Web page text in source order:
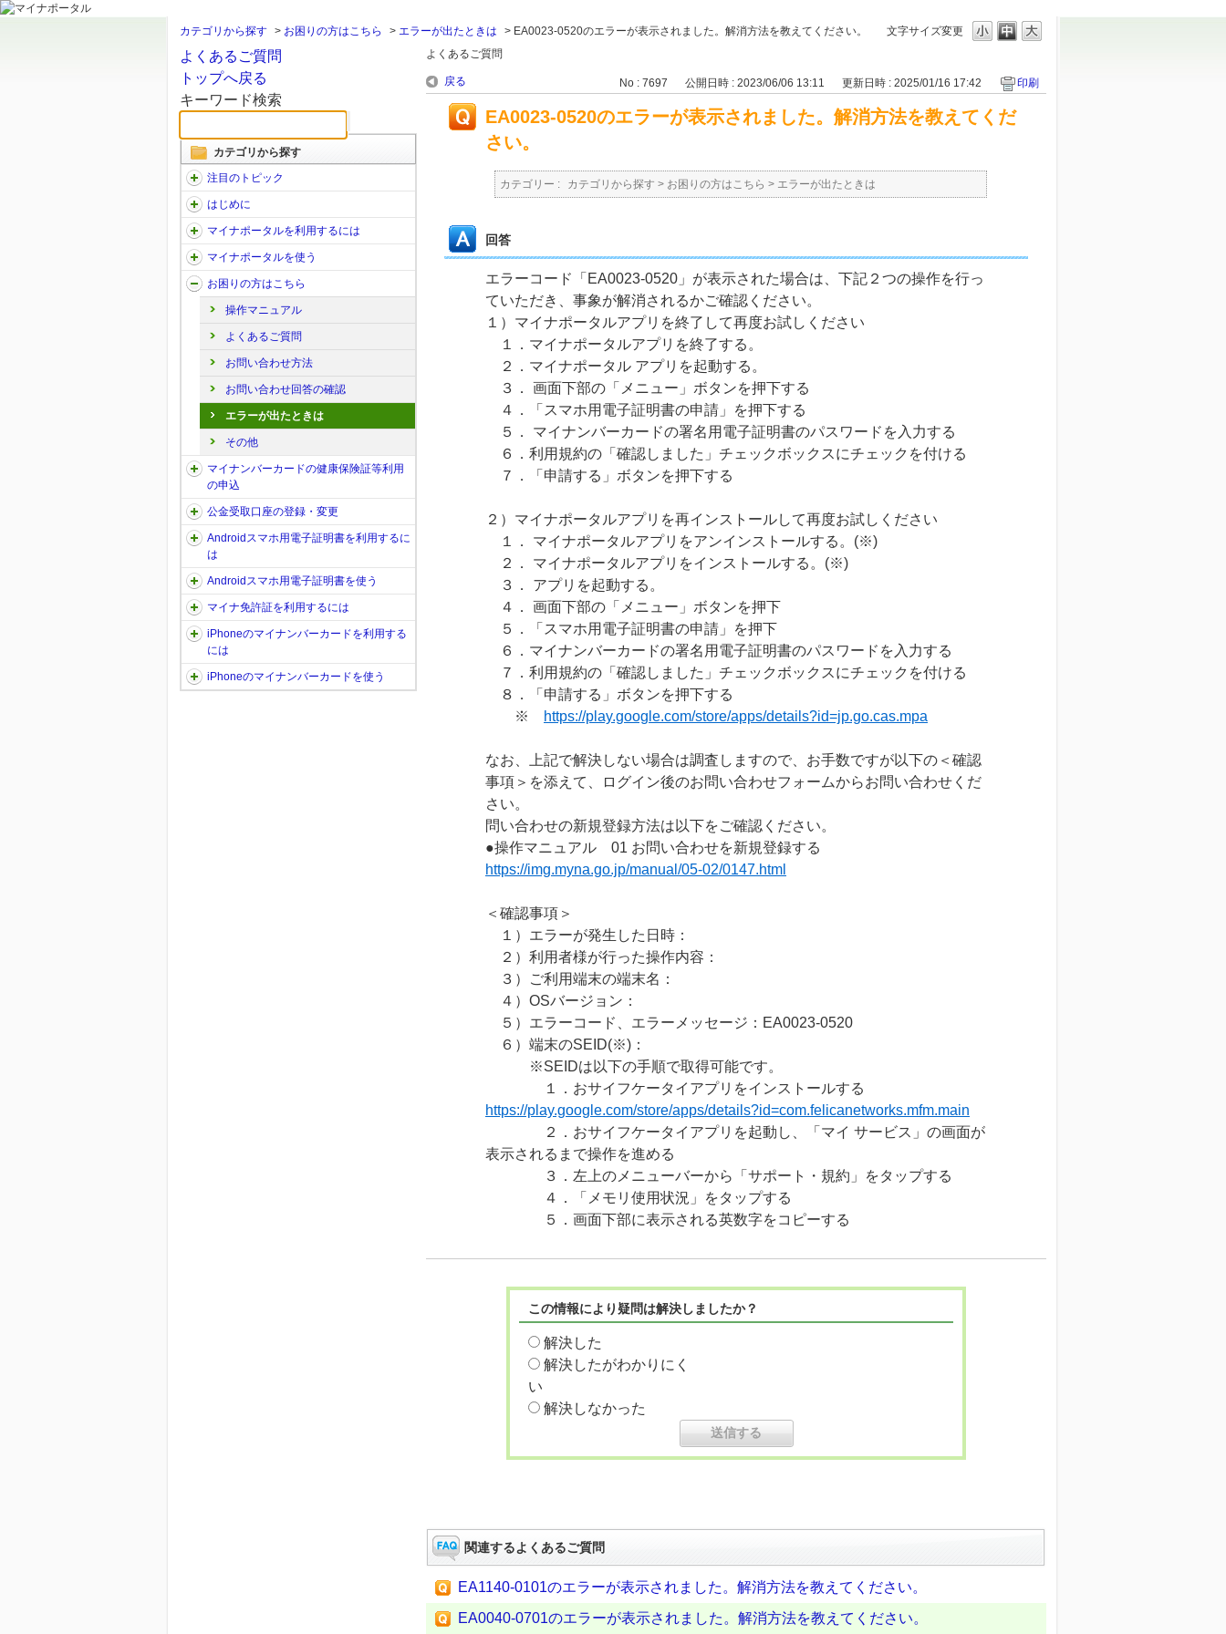
文字サイズ変更
カテゴリから探す > お困りの方はこちら > エラーが出たときは > EA0023-0520のエラーが表示されました。解消方法を教えてください。
よくあるご質問
トップへ戻る
キーワード検索
カテゴリから探す
注目のトピック
はじめに
マイナポータルを利用するには
マイナポータルを使う
お困りの方はこちら
操作マニュアル
よくあるご質問
お問い合わせ方法
お問い合わせ回答の確認
エラーが出たときは
その他
マイナンバーカードの健康保険証等利用
の申込
公金受取口座の登録・変更
Androidスマホ用電子証明書を利用するに
は
Androidスマホ用電子証明書を使う
マイナ免許証を利用するには
iPhoneのマイナンバーカードを利用する
には
iPhoneのマイナンバーカードを使う
よくあるご質問
戻る No : 7697 公開日時 : 2023/06/06 13:11 更新日時 : 2025/01/16 17:42 印刷
EA0023-0520のエラーが表示されました。解消方法を教えてくだ
さい。
カテゴリー : カテゴリから探す > お困りの方はこちら > エラーが出たときは
回答
エラーコード「EA0023-0520」が表示された場合は、下記２つの操作を行っ
ていただき、事象が解消されるかご確認ください。
１）マイナポータルアプリを終了して再度お試しください
１．マイナポータルアプリを終了する。
２．マイナポータル アプリを起動する。
３． 画面下部の「メニュー」ボタンを押下する
４．「スマホ用電子証明書の申請」を押下する
５． マイナンバーカードの署名用電子証明書のパスワードを入力する
６．利用規約の「確認しました」チェックボックスにチェックを付ける
７．「申請する」ボタンを押下する
２）マイナポータルアプリを再インストールして再度お試しください
１． マイナポータルアプリをアンインストールする。(※)
２． マイナポータルアプリをインストールする。(※)
３． アプリを起動する。
４． 画面下部の「メニュー」ボタンを押下
５．「スマホ用電子証明書の申請」を押下
６．マイナンバーカードの署名用電子証明書のパスワードを入力する
７．利用規約の「確認しました」チェックボックスにチェックを付ける
８．「申請する」ボタンを押下する
※
https://play.google.com/store/apps/details?id=jp.go.cas.mpa
なお、上記で解決しない場合は調査しますので、お手数ですが以下の＜確認
事項＞を添えて、ログイン後のお問い合わせフォームからお問い合わせくだ
さい。
問い合わせの新規登録方法は以下をご確認ください。
●操作マニュアル 01 お問い合わせを新規登録する
https://img.myna.go.jp/manual/05-02/0147.html
＜確認事項＞
１）エラーが発生した日時：
２）利用者様が行った操作内容：
３）ご利用端末の端末名：
４）OSバージョン：
５）エラーコード、エラーメッセージ：EA0023-0520
６）端末のSEID(※)：
※SEIDは以下の手順で取得可能です。
１．おサイフケータイアプリをインストールする
https://play.google.com/store/apps/details?id=com.felicanetworks.mfm.main
２．おサイフケータイアプリを起動し、「マイ サービス」の画面が
表示されるまで操作を進める
３．左上のメニューバーから「サポート・規約」をタップする
４．「メモリ使用状況」をタップする
５．画面下部に表示される英数字をコピーする
この情報により疑問は解決しましたか？
解決した
解決したがわかりにく
い
解決しなかった
関連するよくあるご質問
EA1140-0101のエラーが表示されました。解消方法を教えてください。
EA0040-0701のエラーが表示されました。解消方法を教えてください。